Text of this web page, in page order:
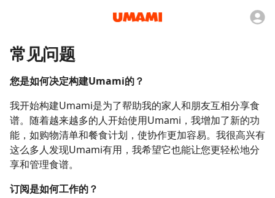
常见问题
您是如何决定构建Umami的？
我开始构建Umami是为了帮助我的家人和朋友互相分享食
谱。随着越来越多的人开始使用Umami，我增加了新的功
能，如购物清单和餐食计划，使协作更加容易。我很高兴有
这么多人发现Umami有用，我希望它也能让您更轻松地分
享和管理食谱。
订阅是如何工作的？